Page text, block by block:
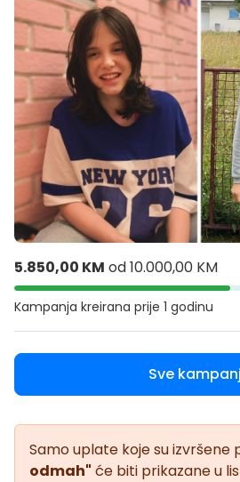
5.850,00 KM od10.000,00 KM
Kampanja kreirana prije 1 godinu
Sve
Samo uplate koje su izvršene
odmah" će biti prikazane u